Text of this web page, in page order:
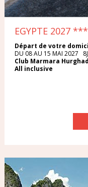
EGYPTE 2027
Départ de votre
DU 08 AU 15 MAI 2027
Club Marmara
All inclusive